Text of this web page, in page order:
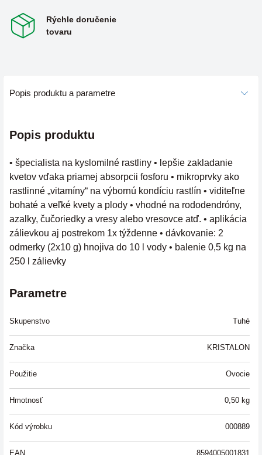
Rýchle doručenie
tovaru
Popis produktu a parametre
Popis produktu
• špecialista na kyslomilné rastliny • lepšie zakladanie
kvetov vďaka priamej absorpcii fosforu • mikroprvky ako
rastlinné „vitamíny“ na výbornú kondíciu rastlín • viditeľne
bohaté a veľké kvety a plody • vhodné na rododendróny,
azalky, čučoriedky a vresy alebo vresovce atď. • aplikácia
zálievkou aj postrekom 1x týždenne • dávkovanie: 2
odmerky (2x10 g) hnojiva do 10 l vody • balenie 0,5 kg na
250 l zálievky
Parametre
Skupenstvo Tuhé
Značka KRISTALON
Použitie Ovocie
Hmotnosť 0,50 kg
Kód výrobku 000889
EAN 8594005001831